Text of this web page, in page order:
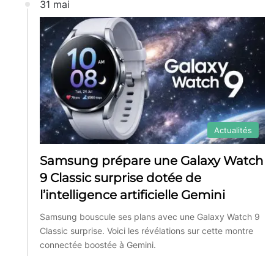
31 mai
Actualités
Samsung prépare une Galaxy Watch
9 Classic surprise dotée de
l’intelligence artificielle Gemini
Samsung bouscule ses plans avec une Galaxy Watch 9
Classic surprise. Voici les révélations sur cette montre
connectée boostée à Gemini.